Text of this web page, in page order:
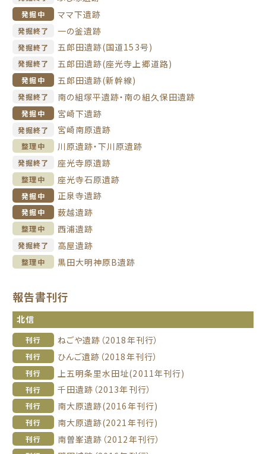
発掘中 ママ下遺跡
発掘終了 一の釜遺跡
発掘終了 五郎田遺跡(国道153号)
発掘終了 五郎田遺跡(座光寺上郷道路)
発掘中 五郎田遺跡(新幹線)
発掘終了 南の組塚平遺跡・南の組久保田遺跡
発掘中 宮崎下遺跡
発掘終了 宮崎南原遺跡
整理中 川原遺跡・下川原遺跡
発掘終了 座光寺原遺跡
整理中 座光寺石原遺跡
発掘中 正泉寺遺跡
発掘中 薮越遺跡
整理中 西浦遺跡
発掘終了 高屋遺跡
整理中 黒田大明神原B遺跡
報告書刊行
北信
刊行 ねごや遺跡（2018年刊行）
刊行 ひんご遺跡（2018年刊行）
刊行 上五明条里水田址(2011年刊行)
刊行 千田遺跡（2013年刊行）
刊行 南大原遺跡(2016年刊行)
刊行 南大原遺跡(2021年刊行)
刊行 南曽峯遺跡（2012年刊行）